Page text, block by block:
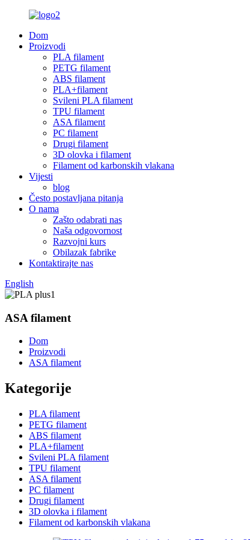
Dom
Proizvodi
PLA filament
PETG filament
ABS filament
PLA+filament
Svileni PLA filament
TPU filament
ASA filament
PC filament
Drugi filament
3D olovka i filament
Filament od karbonskih vlakana
Vijesti
blog
Često postavljana pitanja
O nama
Zašto odabrati nas
Naša odgovornost
Razvojni kurs
Obilazak fabrike
Kontaktirajte nas
English
ASA filament
Dom
Proizvodi
ASA filament
Kategorije
PLA filament
PETG filament
ABS filament
PLA+filament
Svileni PLA filament
TPU filament
ASA filament
PC filament
Drugi filament
3D olovka i filament
Filament od karbonskih vlakana